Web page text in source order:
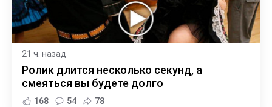
21 ч. назад
Ролик длится несколько секунд, а
смеяться вы будете долго
168 54 78